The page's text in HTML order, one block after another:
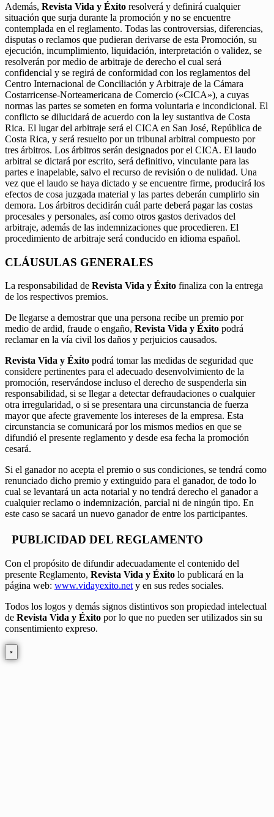
Además, Revista Vida y Éxito resolverá y definirá cualquier
situación que surja durante la promoción y no se encuentre
contemplada en el reglamento. Todas las controversias, diferencias,
disputas o reclamos que pudieran derivarse de esta Promoción, su
ejecución, incumplimiento, liquidación, interpretación o validez, se
resolverán por medio de arbitraje de derecho el cual será
confidencial y se regirá de conformidad con los reglamentos del
Centro Internacional de Conciliación y Arbitraje de la Cámara
Costarricense-Norteamericana de Comercio («CICA»), a cuyas
normas las partes se someten en forma voluntaria e incondicional. El
conflicto se dilucidará de acuerdo con la ley sustantiva de Costa
Rica. El lugar del arbitraje será el CICA en San José, República de
Costa Rica, y será resuelto por un tribunal arbitral compuesto por
tres árbitros. Los árbitros serán designados por el CICA. El laudo
arbitral se dictará por escrito, será definitivo, vinculante para las
partes e inapelable, salvo el recurso de revisión o de nulidad. Una
vez que el laudo se haya dictado y se encuentre firme, producirá los
efectos de cosa juzgada material y las partes deberán cumplirlo sin
demora. Los árbitros decidirán cuál parte deberá pagar las costas
procesales y personales, así como otros gastos derivados del
arbitraje, además de las indemnizaciones que procedieren. El
procedimiento de arbitraje será conducido en idioma español.
CLÁUSULAS GENERALES
La responsabilidad de Revista Vida y Éxito finaliza con la entrega
de los respectivos premios.
De llegarse a demostrar que una persona recibe un premio por
medio de ardid, fraude o engaño, Revista Vida y Éxito podrá
reclamar en la vía civil los daños y perjuicios causados.
Revista Vida y Éxito podrá tomar las medidas de seguridad que
considere pertinentes para el adecuado desenvolvimiento de la
promoción, reservándose incluso el derecho de suspenderla sin
responsabilidad, si se llegar a detectar defraudaciones o cualquier
otra irregularidad, o si se presentara una circunstancia de fuerza
mayor que afecte gravemente los intereses de la empresa. Esta
circunstancia se comunicará por los mismos medios en que se
difundió el presente reglamento y desde esa fecha la promoción
cesará.
Si el ganador no acepta el premio o sus condiciones, se tendrá como
renunciado dicho premio y extinguido para el ganador, de todo lo
cual se levantará un acta notarial y no tendrá derecho el ganador a
cualquier reclamo o indemnización, parcial ni de ningún tipo. En
este caso se sacará un nuevo ganador de entre los participantes.
PUBLICIDAD DEL REGLAMENTO
Con el propósito de difundir adecuadamente el contenido del
presente Reglamento, Revista Vida y Éxito lo publicará en la
página web: www.vidayexito.net y en sus redes sociales.
Todos los logos y demás signos distintivos son propiedad intelectual
de Revista Vida y Éxito por lo que no pueden ser utilizados sin su
consentimiento expreso.
×